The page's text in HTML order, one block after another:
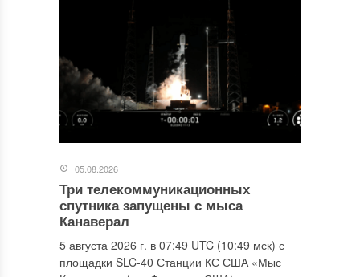
05.08.2026
Три телекоммуникационных
спутника запущены с мыса
Канаверал
5 августа 2026 г. в 07:49 UTC (10:49 мск) с
площадки SLC-40 Станции КС США «Мыс